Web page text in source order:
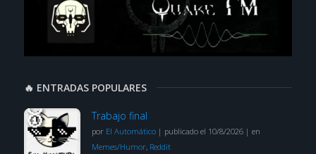
🔥 ENTRADAS POPULARES
Trabajo final
por El Automático| publicado el 10/8/2026| en
Memes/Humor, Reddit